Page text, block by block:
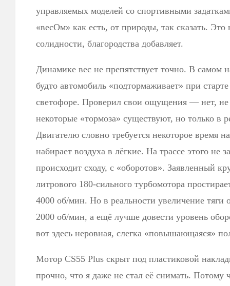
управляемых моделей со спортивными
«весОм» как есть, от природы, так сказать.
солидности, благородства добавляет.
Динамике вес не препятствует точно. В самом
будто автомобиль «подтормаживает» при
светофоре. Проверил свои ощущения — нет, не
некоторые «тормоза» существуют, но только в
Двигателю словно требуется некоторое время
набирает воздуха в лёгкие. На трассе этого не
происходит сходу, с «оборотов». Заявленный
литрового 180-сильного турбомотора
4000 об/мин. Но в реальности увеличение тяги
2000 об/мин, а ещё лучше довести уровень
вот здесь неровная, слегка «повышающаяся»
Мотор CS55 Plus скрыт под пластиковой
прочно, что я даже не стал её снимать. Потому